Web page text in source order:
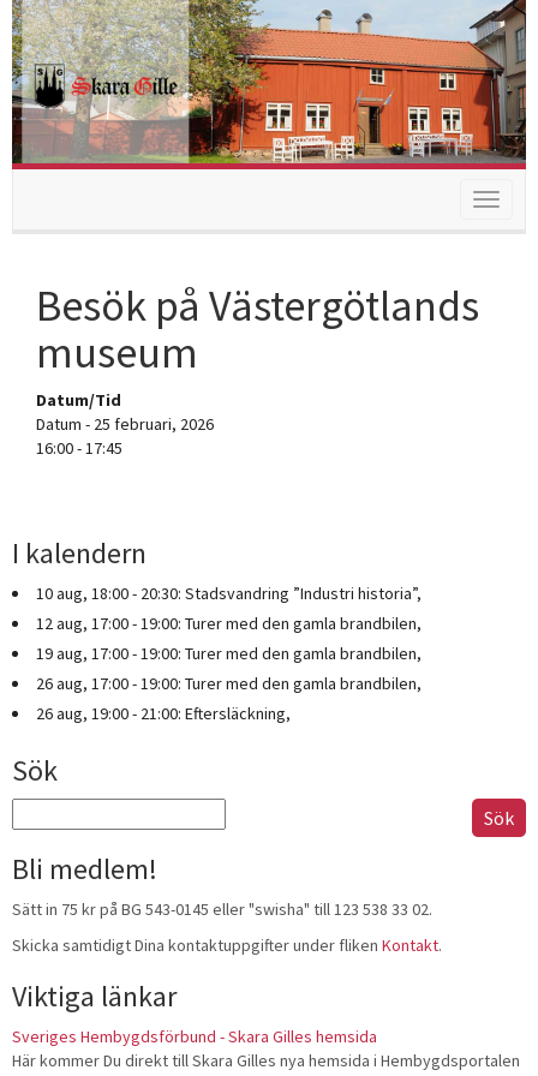
Toggle
Besök på Västergötlands
museum
Datum/Tid
Datum - 25 februari, 2026
16:00 - 17:45
I kalendern
10 aug, 18:00 - 20:30: Stadsvandring ”Industri historia”,
12 aug, 17:00 - 19:00: Turer med den gamla brandbilen,
19 aug, 17:00 - 19:00: Turer med den gamla brandbilen,
26 aug, 17:00 - 19:00: Turer med den gamla brandbilen,
26 aug, 19:00 - 21:00: Eftersläckning,
Sök
efter:
Bli medlem!
Sätt in 75 kr på BG 543-0145 eller "swisha" till 123 538 33 02.
Skicka samtidigt Dina kontaktuppgifter under fliken Kontakt.
Viktiga länkar
Sveriges Hembygdsförbund - Skara Gilles hemsida
Här kommer Du direkt till Skara Gilles nya hemsida i Hembygdsportalen